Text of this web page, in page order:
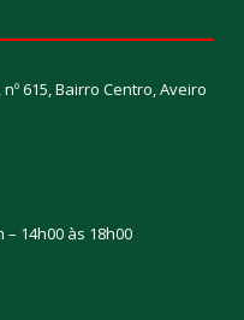
615, Bairro Centro, Aveiro
14h00 às 18h00